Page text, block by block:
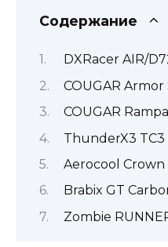
Содержание
DXRacer AIR/
COUGAR Armor
COUGAR
ThunderX3 TC3
Aerocool
Brabix GT
Zombie